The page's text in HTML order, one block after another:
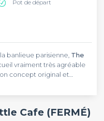
Pot de départ
banlieue parisienne, The
vraiment très agréable
concept original et
déguster une salade
pour le dîner. Ici,
Cafe (FERMÉ)